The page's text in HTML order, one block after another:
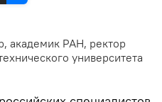
академик РАН, ректор
университета